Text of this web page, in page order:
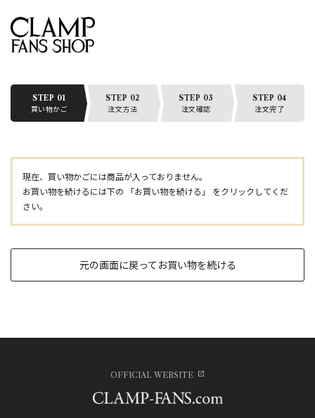
STEP 01
買い物かご
STEP 02
注文方法
STEP 03
注文確認
STEP 04
注文完了
現在、買い物かごには商品が入っておりません。
お買い物を続けるには下の 「お買い物を続ける」 をクリックしてくだ
さい。
元の画面に戻ってお買い物を続ける
OFFICIAL WEBSITE